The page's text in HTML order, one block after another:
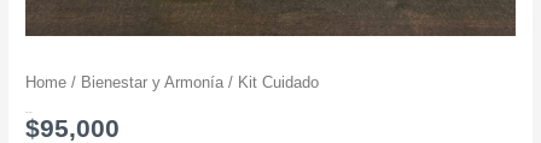
Home / Bienestar y Armonía / Kit Cuidado
$95,000